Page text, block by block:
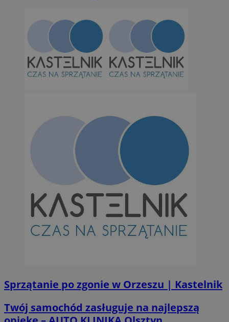
Sprzątanie po zgonie w Orzeszu | Kastelnik
Twój samochód zasługuje na najlepszą